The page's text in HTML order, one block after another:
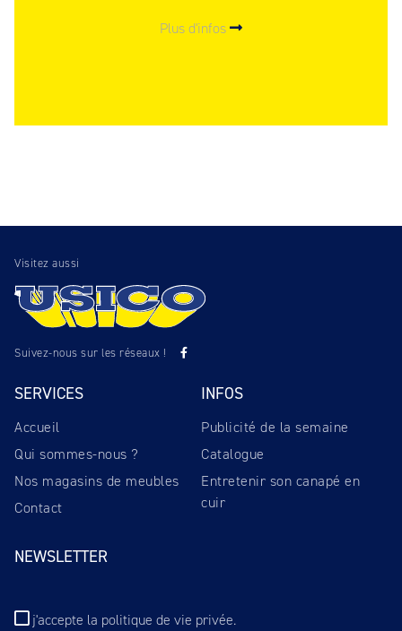
Plus d'infos
Visitez aussi
Suivez-nous sur les réseaux !
SERVICES
Accueil
Qui sommes-nous ?
Nos magasins de meubles
Contact
INFOS
Publicité de la semaine
Catalogue
Entretenir son canapé en
cuir
NEWSLETTER
j'accepte la politique de vie privée.